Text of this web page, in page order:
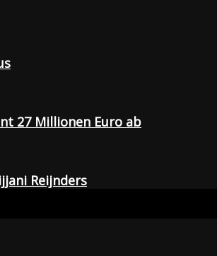
27 Millionen Euro ab
Reijnders